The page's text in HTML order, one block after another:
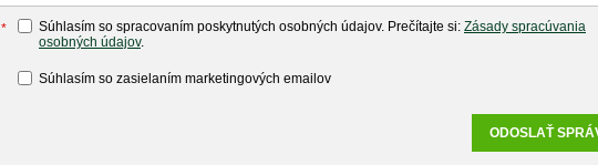
* Súhlasím so spracovaním poskytnutých osobných údajov. Prečítajte si: Zásady spracúvania
osobných údajov.
Súhlasím so zasielaním marketingových emailov